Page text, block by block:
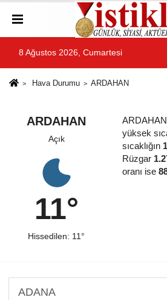
8 Ağustos 2026, Cumartesi
Hava Durumu ARDAHAN
ARDAHAN
Açık
11°
Hissedilen: 11°
yüksek
sıcaklığın
Rüzgar
oranı ise
ADANA